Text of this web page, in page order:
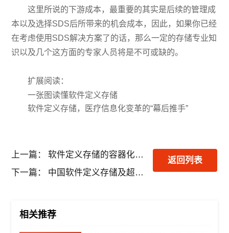
这里所说的下游成本，最重要的其实是后续的管理成
本以及选择SDS后所带来的机会成本，因此，如果你已经
在考虑使用SDS解决方案了的话，那么一定的存储专业知
识以及几个这方面的专家人员将是不可或缺的。
扩展阅读：
一张图读懂软件定义存储
软件定义存储，医疗信息化变革的“幕后推手”
上一篇：
软件定义存储的容器化实践及分析
下一篇：
中国软件定义存储及超融合存储市场趋势分析
返回列表
相关推荐